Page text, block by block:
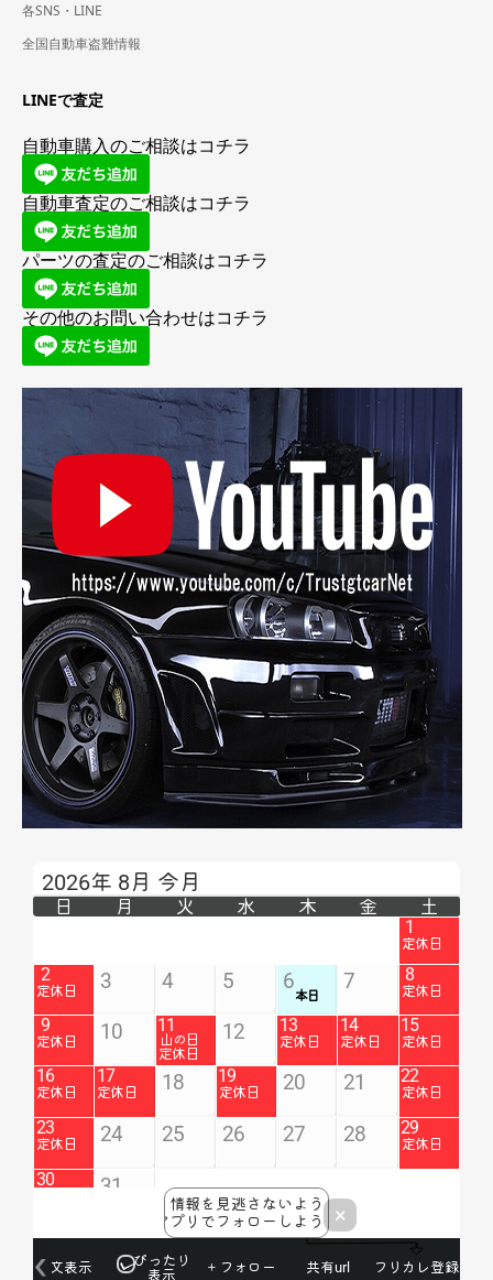
各SNS・LINE
全国自動車盗難情報
LINEで査定
自動車購入のご相談はコチラ
自動車査定のご相談はコチラ
パーツの査定のご相談はコチラ
その他のお問い合わせはコチラ